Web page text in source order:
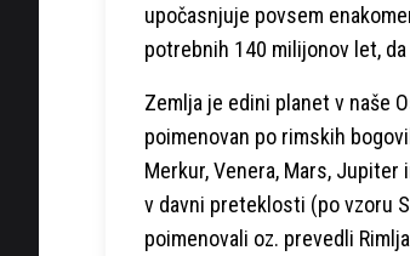
upočasnjuje povsem
potrebnih 140 milijonov let,
Zemlja je edini planet v naše
poimenovan po rimskih
Merkur, Venera, Mars, Jupiter
v davni preteklosti (po vzoru
poimenovali oz. prevedli